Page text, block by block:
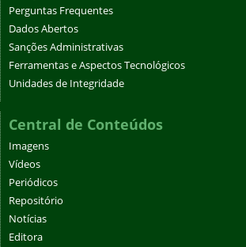
Perguntas Frequentes
Dados Abertos
Sanções Administrativas
Ferramentas e Aspectos Tecnológicos
Unidades de Integridade
Central de Conteúdos
Imagens
Vídeos
Periódicos
Repositório
Notícias
Editora